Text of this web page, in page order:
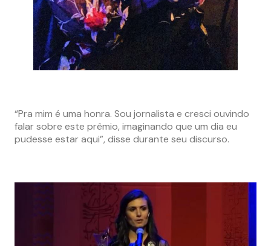
“Pra mim é uma honra. Sou jornalista e cresci ouvindo
falar sobre este prêmio, imaginando que um dia eu
pudesse estar aqui”, disse durante seu discurso.